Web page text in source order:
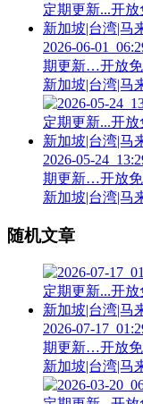
2026-06-
期更新…开放免
新加坡|台湾|马
2026-05-
期更新…开放免
新加坡|台湾|马
随机文章
2026-07-
期更新…开放免
新加坡|台湾|马